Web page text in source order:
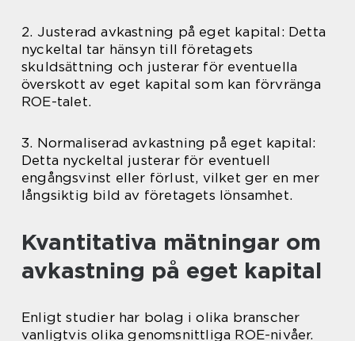
2. Justerad avkastning på eget kapital: Detta
nyckeltal tar hänsyn till företagets
skuldsättning och justerar för eventuella
överskott av eget kapital som kan förvränga
ROE-talet.
3. Normaliserad avkastning på eget kapital:
Detta nyckeltal justerar för eventuell
engångsvinst eller förlust, vilket ger en mer
långsiktig bild av företagets lönsamhet.
Kvantitativa mätningar om
avkastning på eget kapital
Enligt studier har bolag i olika branscher
vanligtvis olika genomsnittliga ROE-nivåer.